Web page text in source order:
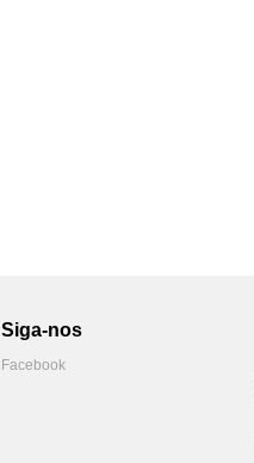
Siga-nos
Facebook